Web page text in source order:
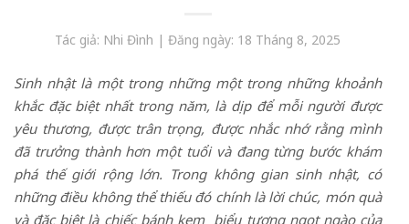
Tác giả: Nhi Đình | Đăng ngày: 18 Tháng 8, 2025
Sinh nhật là một trong những một trong những khoảnh
khắc đặc biệt nhất trong năm, là dịp để mỗi người được
yêu thương, được trân trọng, được nhắc nhớ rằng mình
đã trưởng thành hơn một tuổi và đang từng bước khám
phá thế giới rộng lớn. Trong không gian sinh nhật, có
những điều không thể thiếu đó chính là lời chúc, món quà
và đặc biệt là chiếc bánh kem biểu tượng ngọt ngào của